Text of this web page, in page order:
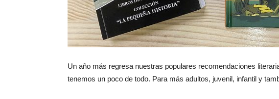
Un año más regresa nuestras populares recomendaciones
tenemos un poco de todo. Para más adultos, juvenil, infantil y